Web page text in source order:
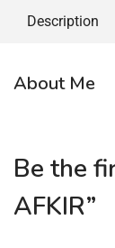
Description
About Me
Be the
AFKIR”